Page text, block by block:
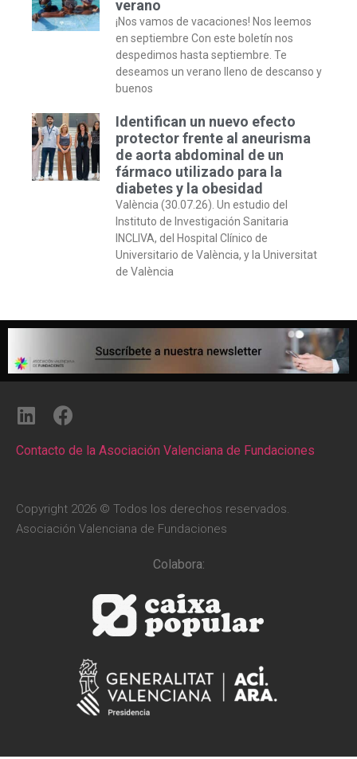
verano
¡Nos vamos de vacaciones! Nos leemos
en septiembre Con este boletín nos
despedimos hasta septiembre. Te
deseamos un verano lleno de descanso y
buenos
Identifican un nuevo efecto
protector frente al aneurisma
de aorta abdominal de un
fármaco utilizado para la
diabetes y la obesidad
València (30.07.26). Un estudio del
Instituto de Investigación Sanitaria
INCLIVA, del Hospital Clínico de
Universitario de València, y la Universitat
de València
Contacto de la Asociación Valenciana de Fundaciones
Copyright 2026 © Todos los derechos reservados.
Asociación Valenciana de Fundaciones
Colabora: